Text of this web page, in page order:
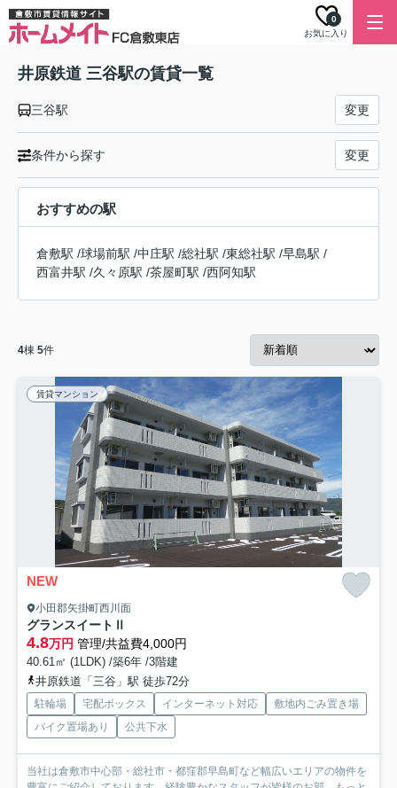
お気に入り
0
井原鉄道 三谷駅の賃貸一覧
三谷駅 変更
条件から探す 変更
おすすめの駅
倉敷駅 /球場前駅 /中庄駅 /総社駅 /東総社駅 /早島駅 /
西富井駅 /久々原駅 /茶屋町駅 /西阿知駅
4棟 5件
賃貸マンション
NEW
小田郡矢掛町西川面
グランスイートⅡ
4.8万円 管理/共益費4,000円
40.61㎡ (1LDK) /築6年 /3階建
井原鉄道「三谷」駅 徒歩72分
駐輪場 宅配ボックス インターネット対応
敷地内ごみ置き場
バイク置場あり
公共下水
当社は倉敷市中心部・総社市・都窪郡早島町など幅広いエリアの物件を